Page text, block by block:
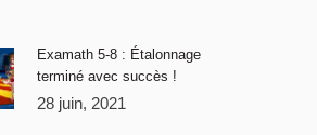
Examath 5-8 : Étalonnage
terminé avec succès !
28 juin, 2021